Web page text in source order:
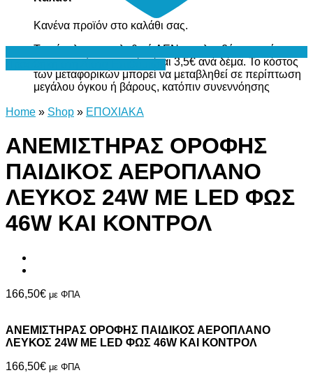
Κανένα προϊόν στο καλάθι σας.
Το σύνολο του καλαθιού ΔΕΝ περιλαμβάνει το κόστος
μεταφορικών, το οποίο είναι 3,5€ ανά δέμα. Το κόστος
των μεταφορικών μπορεί να μεταβληθεί σε περίπτωση
μεγάλου όγκου ή βάρους, κατόπιν συνεννόησης
Home » Shop » ΕΠΟΧΙΑΚΑ
ΑΝΕΜΙΣΤΗΡΑΣ ΟΡΟΦΗΣ
ΠΑΙΔΙΚΟΣ ΑΕΡΟΠΛΑΝΟ
ΛΕΥΚΟΣ 24W ΜΕ LED ΦΩΣ
46W ΚΑΙ ΚΟΝΤΡΟΛ
166,50€ με ΦΠΑ
ΑΝΕΜΙΣΤΗΡΑΣ ΟΡΟΦΗΣ ΠΑΙΔΙΚΟΣ ΑΕΡΟΠΛΑΝΟ
ΛΕΥΚΟΣ 24W ΜΕ LED ΦΩΣ 46W ΚΑΙ ΚΟΝΤΡΟΛ
166,50€ με ΦΠΑ